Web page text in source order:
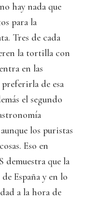
hay nada que
para la
Tres de cada
la tortilla con
en las
de esa
el segundo
los puristas
Eso en
demuestra que la
España y en lo
a la hora de